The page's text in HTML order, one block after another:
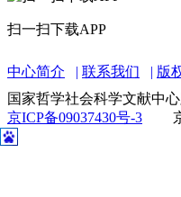
扫一扫下载APP
中心简介 联系我们
版
国家哲学社会科学文献中
京ICP备09037430号-3